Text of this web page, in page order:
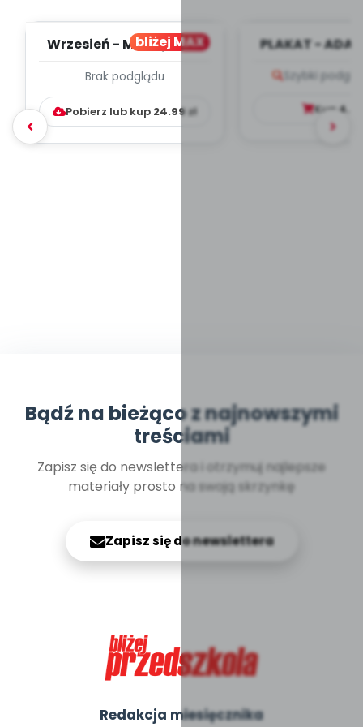
bliżej MAX
Wrzesień - MIESIĘCZNY
WYCHOWAWCZO –
DYDAKTYC...
Brak podglądu
Pobierz lub kup 24.99zł
PLAKAT -
Szybki
Kup
Bądź na bieżąco z najnowszymi
treściami
Zapisz się do newslettera i otrzymuj najlepsze
materiały prosto na swoją skrzynkę
Zapisz się do newslettera
Redakcja miesięcznika